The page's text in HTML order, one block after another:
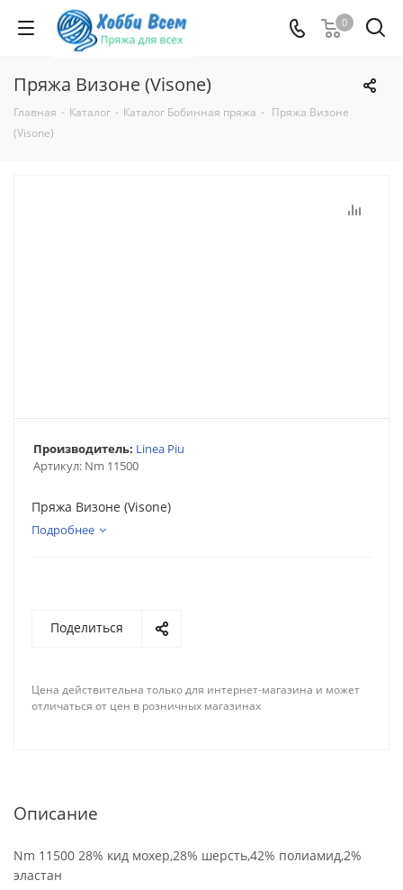
0
Пряжа Визоне (Visone)
Главная - Каталог - Каталог Бобинная пряжа - Пряжа Визоне
(Visone)
Артикул: Nm 11500
Производитель: Linea Piu
Пряжа Визоне (Visone)
Подробнее
Поделиться
Цена действительна только для интернет-магазина и может
отличаться от цен в розничных магазинах
Описание
Nm 11500 28% кид мохер,28% шерсть,42% полиамид,2%
эластан